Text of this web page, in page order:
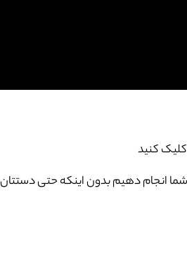
کنید
شما انجام دهیم بدون اینکه حتی دستتان